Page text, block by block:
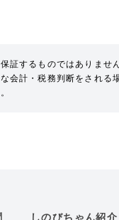
証するものではありませ
会計・税務判断をされる
しのびちゃん紹介